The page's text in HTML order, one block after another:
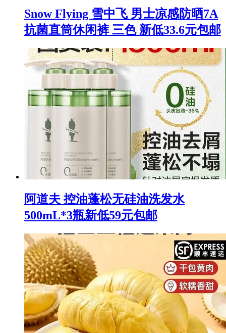
Snow Flying 雪中飞 男士凉感防晒7A
抗菌直筒休闲裤 三色 新低33.6元包邮
阿道夫 控油蓬松无硅油洗发水
500mL*3瓶新低59元包邮